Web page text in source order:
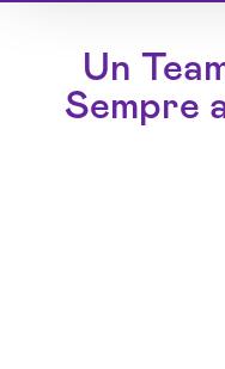
Un
Sempre